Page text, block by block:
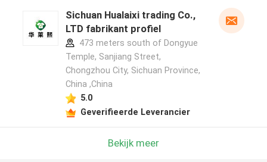
Sichuan Hualaixi trading Co.,
LTD fabrikant profiel
473 meters south of Dongyue
Temple, Sanjiang Street,
Chongzhou City, Sichuan Province,
China ,China
5.0
Geverifieerde Leverancier
Bekijk meer